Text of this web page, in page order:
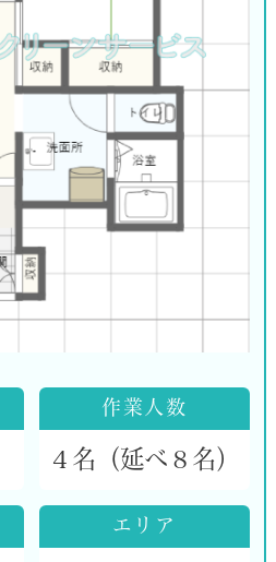
作業人数
４名（延べ８名）
エリア